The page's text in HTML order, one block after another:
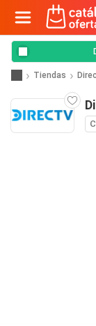
Tiendas